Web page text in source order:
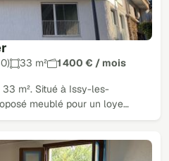
33 m² 1 400 € / mois
m². Situé à Issy-les-
meublé pour un loye…